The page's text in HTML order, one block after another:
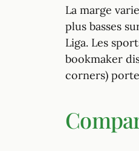
La marge
plus basses
Liga. Les
bookmaker
corners)